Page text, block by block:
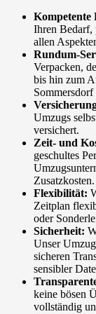
Kompetente
Ihren Bedarf,
allen
Rundum-
Verpacken,
bis hin zum
Umzugs
versichert.
Zeit- und
geschultes
Zusatzkosten.
Flexibilität:
Zeitplan
oder
Sicherheit:
Unser
sicheren
sensibler
keine bösen
vollständig